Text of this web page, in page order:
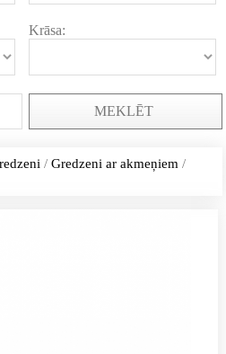
Krāsa:
MEKLĒT
/Gredzeni ar akmeņiem /